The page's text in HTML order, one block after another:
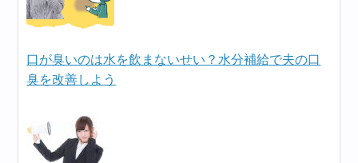
口が臭いのは水を飲まないせい？水分補給で夫の口
臭を改善しよう